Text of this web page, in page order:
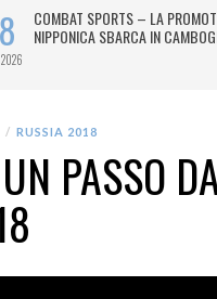
COMBAT SPORTS – LA
NIPPONICA SBARCA IN
RUSSIA 2018
PASSO